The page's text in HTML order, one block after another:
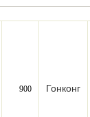
900 Гонконг